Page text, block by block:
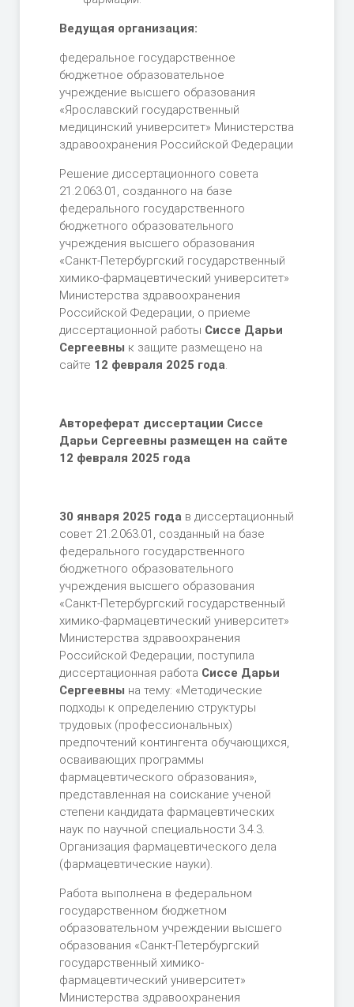
Ведущая организация:
федеральное государственное
бюджетное образовательное
учреждение высшего образования
«Ярославский государственный
медицинский университет» Министерства
здравоохранения Российской Федерации
Решение диссертационного совета
21.2.063.01, созданного на базе
федерального государственного
бюджетного образовательного
учреждения высшего образования
«Санкт-Петербургский государственный
химико-фармацевтический университет»
Министерства здравоохранения
Российской Федерации, о приеме
диссертационной работы Сиссе Дарьи
Сергеевны к защите размещено на
сайте 12 февраля 2025 года.
Автореферат диссертации Сиссе
Дарьи Сергеевны размещен на сайте
12 февраля 2025 года
30 января 2025 года в диссертационный
совет 21.2.063.01, созданный на базе
федерального государственного
бюджетного образовательного
учреждения высшего образования
«Санкт-Петербургский государственный
химико-фармацевтический университет»
Министерства здравоохранения
Российской Федерации, поступила
диссертационная работа Сиссе Дарьи
Сергеевны на тему: «Методические
подходы к определению структуры
трудовых (профессиональных)
предпочтений контингента обучающихся,
осваивающих программы
фармацевтического образования»,
представленная на соискание ученой
степени кандидата фармацевтических
наук по научной специальности 3.4.3.
Организация фармацевтического дела
(фармацевтические науки).
Работа выполнена в федеральном
государственном бюджетном
образовательном учреждении высшего
образования «Санкт-Петербургский
государственный химико-
фармацевтический университет»
Министерства здравоохранения